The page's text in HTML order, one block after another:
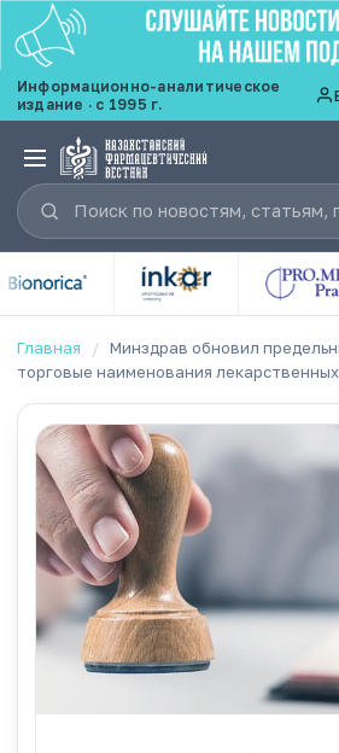
Информационно-аналитическое
издание · с 1995 г.
Главная / Минздрав обновил
торговые наименования